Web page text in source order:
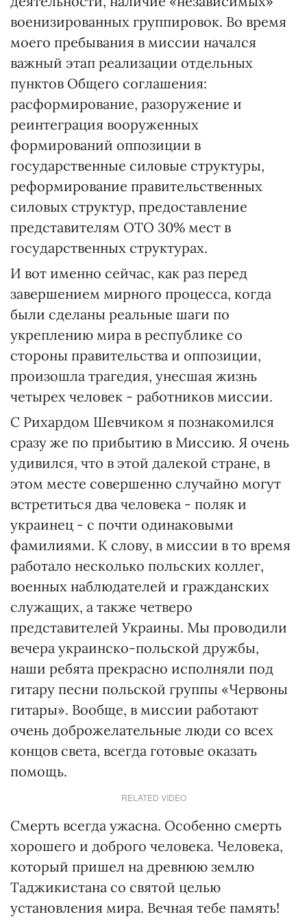
военизированных группировок. Во время
моего пребывания в миссии начался
важный этап реализации отдельных
пунктов Общего соглашения:
расформирование, разоружение и
реинтеграция вооруженных
формирований оппозиции в
государственные силовые структуры,
реформирование правительственных
силовых структур, предоставление
представителям ОТО 30% мест в
государственных структурах.
И вот именно сейчас, как раз перед
завершением мирного процесса, когда
были сделаны реальные шаги по
укреплению мира в республике со
стороны правительства и оппозиции,
произошла трагедия, унесшая жизнь
четырех человек - работников миссии.
С Рихардом Шевчиком я познакомился
сразу же по прибытию в Миссию. Я очень
удивился, что в этой далекой стране, в
этом месте совершенно случайно могут
встретиться два человека - поляк и
украинец - с почти одинаковыми
фамилиями. К слову, в миссии в то время
работало несколько польских коллег,
военных наблюдателей и гражданских
служащих, а также четверо
представителей Украины. Мы проводили
вечера украинско-польской дружбы,
наши ребята прекрасно исполняли под
гитару песни польской группы «Червоны
гитары». Вообще, в миссии работают
очень доброжелательные люди со всех
концов света, всегда готовые оказать
помощь.
RELATED VIDEO
Смерть всегда ужасна. Особенно смерть
хорошего и доброго человека. Человека,
который пришел на древнюю землю
Таджикистана со святой целью
установления мира. Вечная тебе память!